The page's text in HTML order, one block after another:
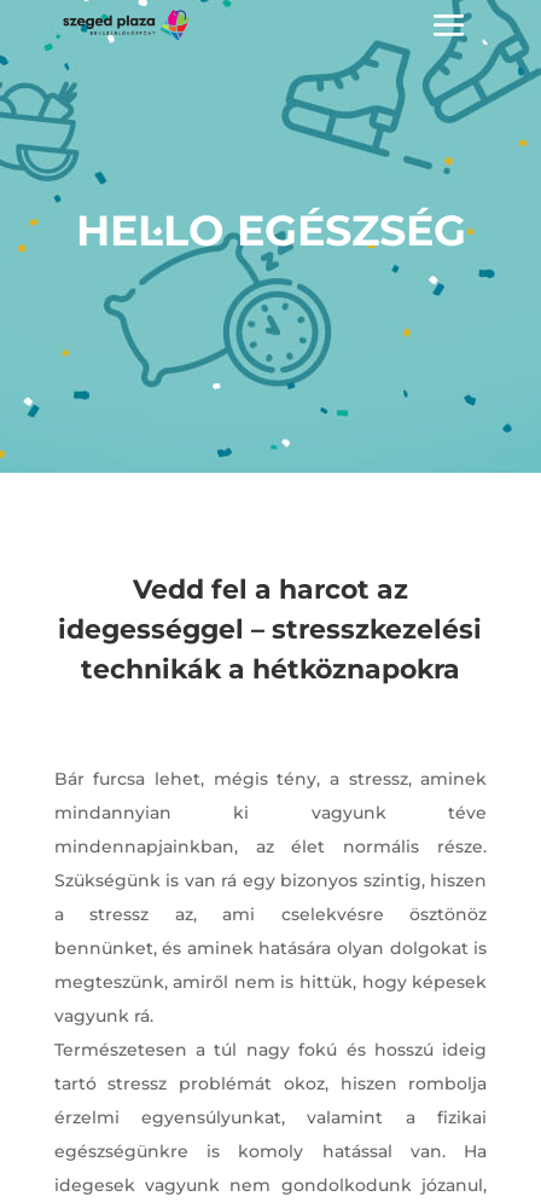
HELLO EGÉSZSÉG
Vedd fel a harcot az
idegességgel – stresszkezelési
technikák a hétköznapokra
Bár furcsa lehet, mégis tény, a stressz, aminek
mindannyian ki vagyunk téve
mindennapjainkban, az élet normális része.
Szükségünk is van rá egy bizonyos szintig, hiszen
a stressz az, ami cselekvésre ösztönöz
bennünket, és aminek hatására olyan dolgokat is
megteszünk, amiről nem is hittük, hogy képesek
vagyunk rá.
Természetesen a túl nagy fokú és hosszú ideig
tartó stressz problémát okoz, hiszen rombolja
érzelmi egyensúlyunkat, valamint a fizikai
egészségünkre is komoly hatással van. Ha
idegesek vagyunk nem gondolkodunk józanul,